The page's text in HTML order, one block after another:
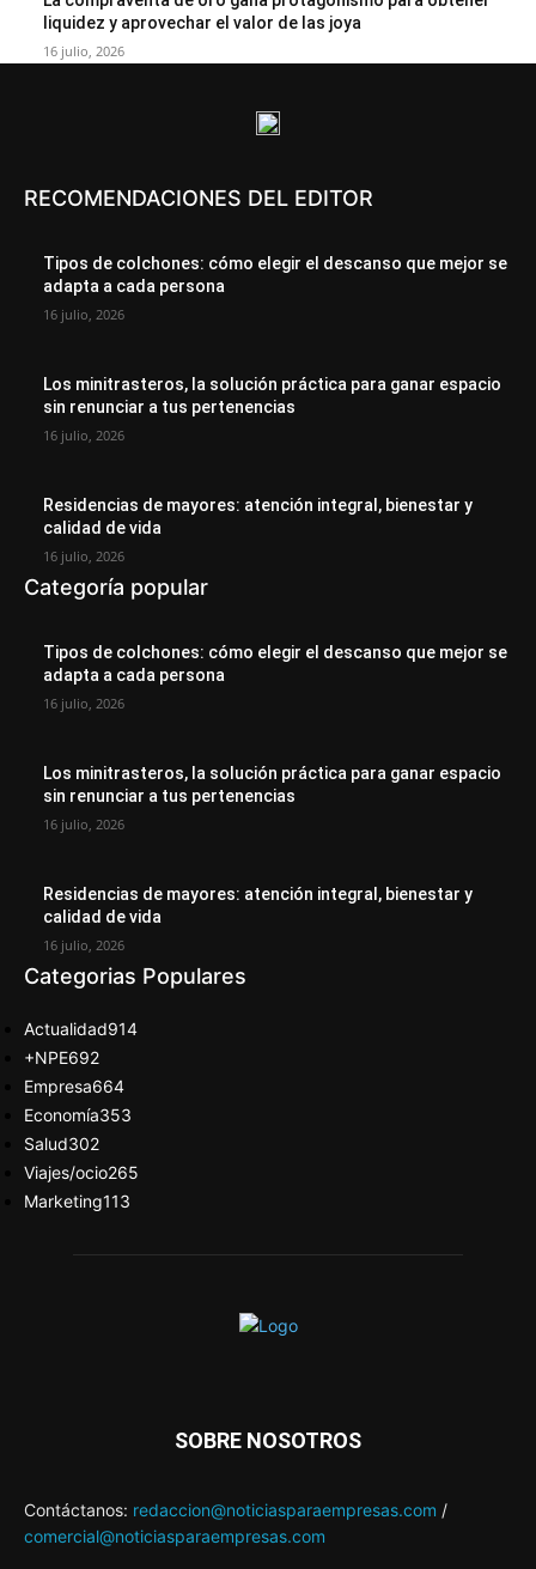
liquidez y aprovechar el valor de las joya
16 julio, 2026
RECOMENDACIONES DEL EDITOR
Tipos de colchones: cómo elegir el descanso que mejor se
adapta a cada persona
16 julio, 2026
Los minitrasteros, la solución práctica para ganar espacio
sin renunciar a tus pertenencias
16 julio, 2026
Residencias de mayores: atención integral, bienestar y
calidad de vida
16 julio, 2026
Categoría popular
Tipos de colchones: cómo elegir el descanso que mejor se
adapta a cada persona
16 julio, 2026
Los minitrasteros, la solución práctica para ganar espacio
sin renunciar a tus pertenencias
16 julio, 2026
Residencias de mayores: atención integral, bienestar y
calidad de vida
16 julio, 2026
Categorias Populares
Actualidad914
+NPE692
Empresa664
Economía353
Salud302
Viajes/ocio265
Marketing113
SOBRE NOSOTROS
Contáctanos: redaccion@noticiasparaempresas.com /
comercial@noticiasparaempresas.com